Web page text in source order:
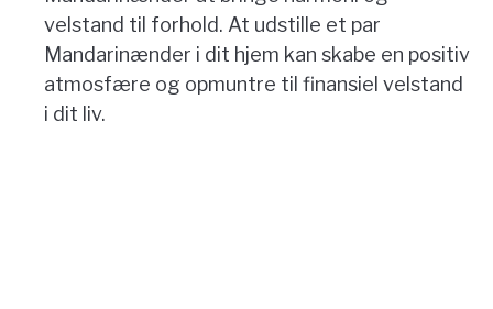
velstand til forhold. At udstille et par
Mandarinænder i dit hjem kan skabe en positiv
atmosfære og opmuntre til finansiel velstand
i dit liv.